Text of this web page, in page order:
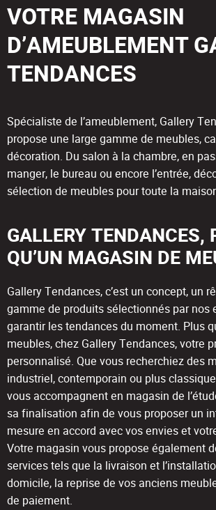
VOTRE MAGASIN
D’AMEUBLEMENT
TENDANCES
Spécialiste de l’ameublement, Gallery
propose une large gamme de meubles,
décoration. Du salon à la chambre, en
manger, le bureau ou encore l’entrée,
sélection de meubles pour toute la
GALLERY TENDANCES,
QU’UN MAGASIN DE
Gallery Tendances, c’est un concept, un
gamme de produits sélectionnés par nos
garantir les tendances du moment. Plus
meubles, chez Gallery Tendances, votre
personnalisé. Que vous recherchiez des
industriel, contemporain ou plus
vous accompagnent en magasin de
sa finalisation afin de vous proposer un
mesure en accord avec vos envies et
Votre magasin vous propose également
services tels que la livraison et
domicile, la reprise de vos anciens
de paiement.